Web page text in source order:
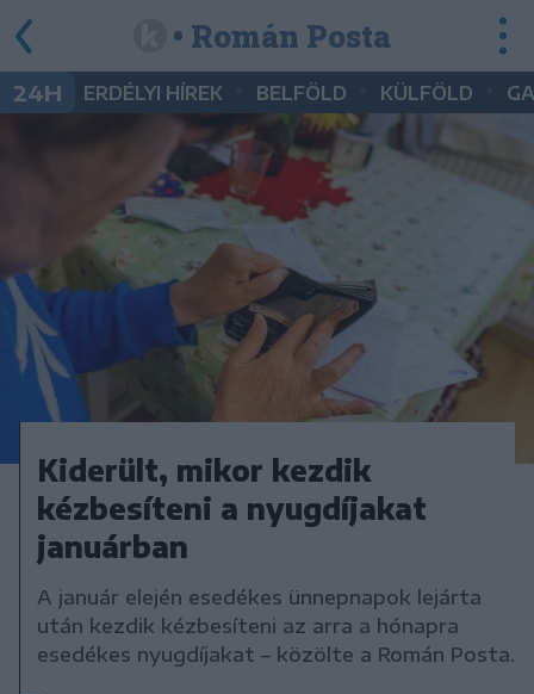
• Román Posta
24H ERDÉLYI HÍREK BELFÖLD KÜLFÖLD
Kiderült, mikor kezdik
kézbesíteni a nyugdíjakat
januárban
A január elején esedékes ünnepnapok lejárta
után kezdik kézbesíteni az arra a hónapra
esedékes nyugdíjakat – közölte a Román Posta.